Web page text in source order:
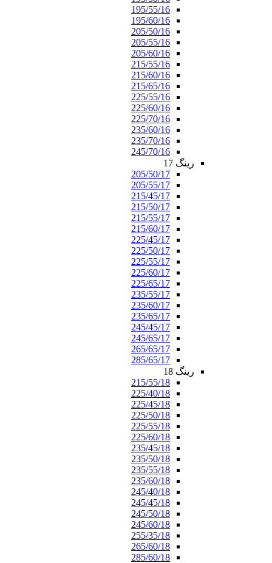
195/55/16
195/60/16
205/50/16
205/55/16
205/60/16
215/55/16
215/60/16
215/65/16
225/55/16
225/60/16
225/70/16
235/60/16
235/70/16
245/70/16
رینگ 17
205/50/17
205/55/17
215/45/17
215/50/17
215/55/17
215/60/17
225/45/17
225/50/17
225/55/17
225/60/17
225/65/17
235/55/17
235/60/17
235/65/17
245/45/17
245/65/17
265/65/17
285/65/17
رینگ 18
215/55/18
225/40/18
225/45/18
225/50/18
225/55/18
225/60/18
235/45/18
235/50/18
235/55/18
235/60/18
245/40/18
245/45/18
245/50/18
245/60/18
255/35/18
265/60/18
285/60/18